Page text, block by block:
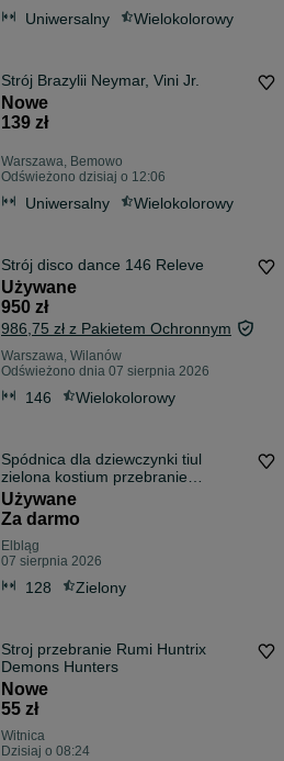
Uniwersalny Wielokolorowy
Strój Brazylii Neymar, Vini Jr.
Nowe
139 zł
Warszawa, Bemowo
Odświeżono dzisiaj o 12:06
Uniwersalny Wielokolorowy
Strój disco dance 146 Releve
Używane
950 zł
986,75 zł z Pakietem Ochronnym
Warszawa, Wilanów
Odświeżono dnia 07 sierpnia 2026
146 Wielokolorowy
Spódnica dla dziewczynki tiul
zielona kostium przebranie
przedszkole strój
Używane
Za darmo
Elbląg
07 sierpnia 2026
128 Zielony
Stroj przebranie Rumi Huntrix
Demons Hunters
Nowe
55 zł
Witnica
Dzisiaj o 08:24